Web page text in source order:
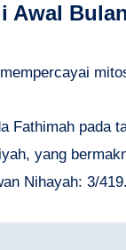
Awal
Fathimah pada
yang
Nihayah: 3/419.